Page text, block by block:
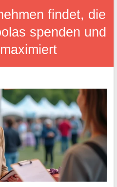
findet, die
spenden und